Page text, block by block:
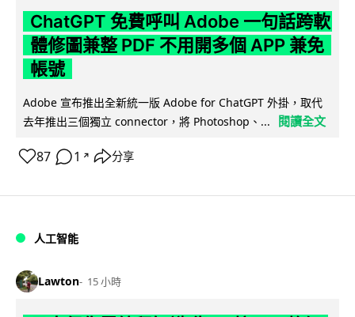
ChatGPT 免費呼叫 Adobe 一句話跨軟
體修圖兼整 PDF 不用開多個 APP 兼免
帳號
Adobe 宣布推出全新統一版 Adobe for ChatGPT 外掛，取代
去年推出三個獨立 connector，將 Photoshop、...
閱讀全文
87 1 ↗ 分享
人工智能
Lawton 15 小時